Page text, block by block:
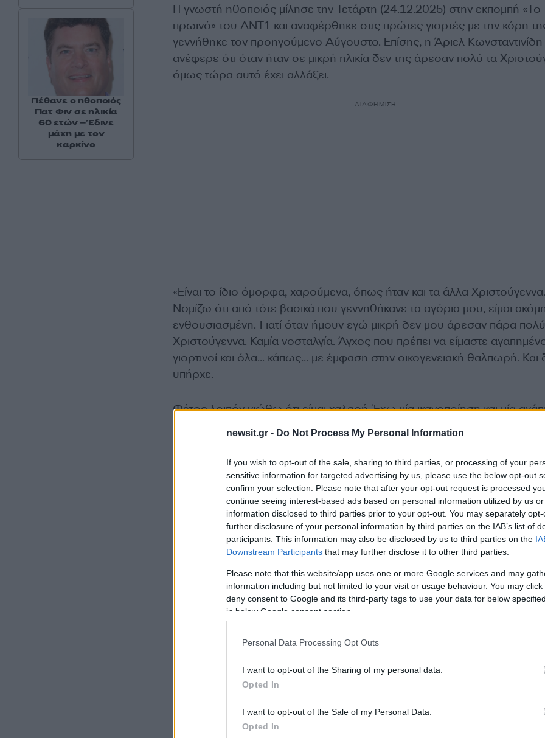
newsit.gr - Do Not Process My Personal Information
If you wish to opt-out of the sale, sharing to third parties, or processing of your
sensitive information for targeted advertising by us, please use the below opt-out
confirm your selection. Please note that after your opt-out request is processed
continue seeing interest-based ads based on personal information utilized by us
information disclosed to third parties prior to your opt-out. You may separately
further disclosure of your personal information by third parties on the IAB’s list of
participants. This information may also be disclosed by us to third parties on the
Downstream Participants that may further disclose it to other third parties.
Please note that this website/app uses one or more Google services and may
information including but not limited to your visit or usage behaviour. You may
deny consent to Google and its third-party tags to use your data for below
in below Google consent section.
Personal Data Processing Opt Outs
I want to opt-out of the Sharing of my personal data.
Opted In
I want to opt-out of the Sale of my Personal Data.
Opted In
Η γνωστή ηθοποιός μίλησε την Τετάρτη (24.12.2025) στην εκπομπή «Το
πρωινό» του ANT1 και αναφέρθηκε στις πρώτες γιορτές με την κόρη
γεννήθηκε τον προηγούμενο Αύγουστο. Επίσης, η Άριελ Κωνσταντινίδη
ανέφερε ότι όταν ήταν σε μικρή ηλικία δεν της άρεσαν πολύ τα
όμως τώρα αυτό έχει αλλάξει.
ΔΙΑΦΗΜΙΣΗ
«Είναι το ίδιο όμορφα, χαρούμενα, όπως ήταν και τα άλλα Χριστούγεννα.
Νομίζω ότι από τότε βασικά που γεννηθήκανε τα αγόρια μου, είμαι
ενθουσιασμένη. Γιατί όταν ήμουν εγώ μικρή δεν μου άρεσαν πάρα
Χριστούγεννα. Καμία νοσταλγία. Άγχος που πρέπει να είμαστε
γιορτινοί και όλα… κάπως… με έμφαση στην οικογενειακή θαλπωρή. Και
υπήρχε.
Φέτος λοιπόν νιώθω ότι είμαι χαλαρή. Έχω μία ικανοποίηση και μία
Χωρίς ένα άγχος να τα φτιάξω όλα, να είναι έτσι, να είναι αλλιώς… Πιο
δηλαδή έχουν επιμεληθεί φέτος τα αγόρια», εξομολογήθηκε η γνωστή
ηθοποιός.
«Τώρα νιώθω ότι έχω ολοκληρωμένη την οικογένειά μου», δήλωσε
ΔΙΑΦΗΜΙΣΗ
Πέθανε ο ηθοποιός
Πατ Φιν σε ηλικία
60 ετών – Έδινε
μάχη με τον
καρκίνο